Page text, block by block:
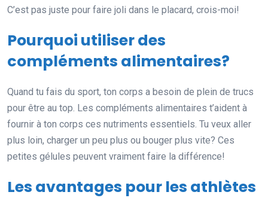
C’est pas juste pour faire joli dans le placard, crois-moi!
Pourquoi utiliser des
compléments alimentaires?
Quand tu fais du sport, ton corps a besoin de plein de trucs
pour être au top. Les compléments alimentaires t’aident à
fournir à ton corps ces nutriments essentiels. Tu veux aller
plus loin, charger un peu plus ou bouger plus vite? Ces
petites gélules peuvent vraiment faire la différence!
Les avantages pour les athlètes